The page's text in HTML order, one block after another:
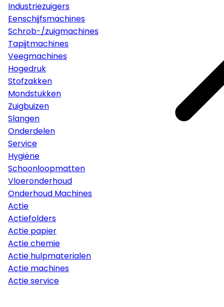
Industriezuigers
Eenschijfsmachines
Schrob-/zuigmachines
Tapijtmachines
Veegmachines
Hogedruk
Stofzakken
Mondstukken
Zuigbuizen
Slangen
Onderdelen
Service
Hygiëne
Schoonloopmatten
Vloeronderhoud
Onderhoud Machines
Actie
Actiefolders
Actie papier
Actie chemie
Actie hulpmaterialen
Actie machines
Actie service